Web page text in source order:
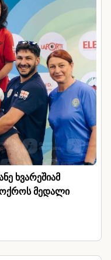
ხვარეშიამ
ოქროს მედალი